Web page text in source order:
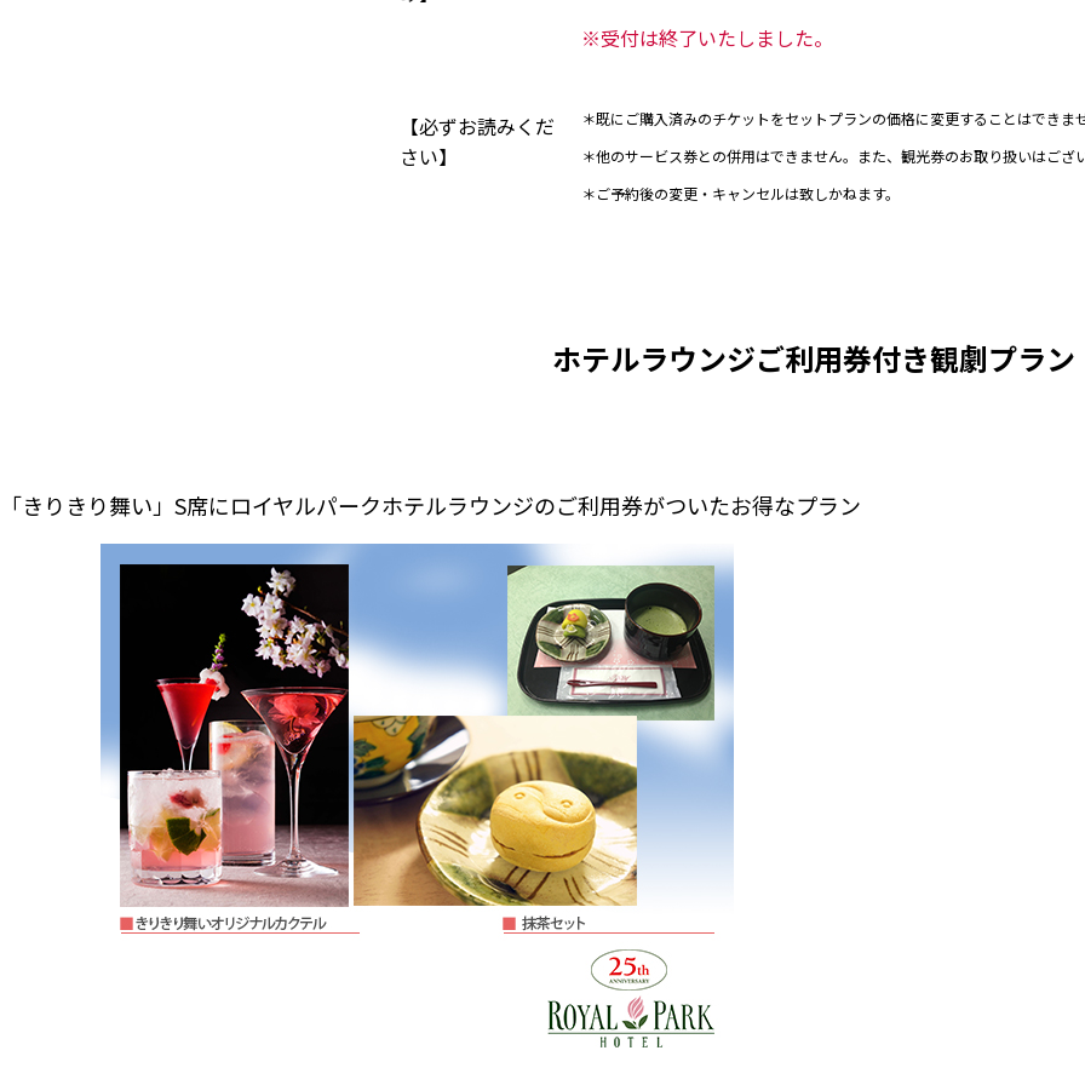
※受付は終了いたしました。
【必ずお読みくだ
さい】
＊既にご購入済みのチケットをセットプランの価格に変更することはできませ
＊他のサービス券との併用はできません。また、観光券のお取り扱いはござ
＊ご予約後の変更・キャンセルは致しかねます。
ホテルラウンジご利用券付き観劇プラン
「きりきり舞い」S席にロイヤルパークホテルラウンジのご利用券がついたお得なプラン